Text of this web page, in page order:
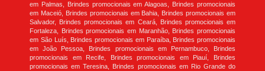
em Palmas, Brindes promocionais em Alagoas, Brindes promocionais
em Maceió, Brindes promocionais em Bahia, Brindes promocionais em
Salvador, Brindes promocionais em Ceará, Brindes promocionais em
Fortaleza, Brindes promocionais em Maranhão, Brindes promocionais
em São Luís, Brindes promocionais em Paraíba, Brindes promocionais
em João Pessoa, Brindes promocionais em Pernambuco, Brindes
promocionais em Recife, Brindes promocionais em Piauí, Brindes
promocionais em Teresina, Brindes promocionais em Rio Grande do